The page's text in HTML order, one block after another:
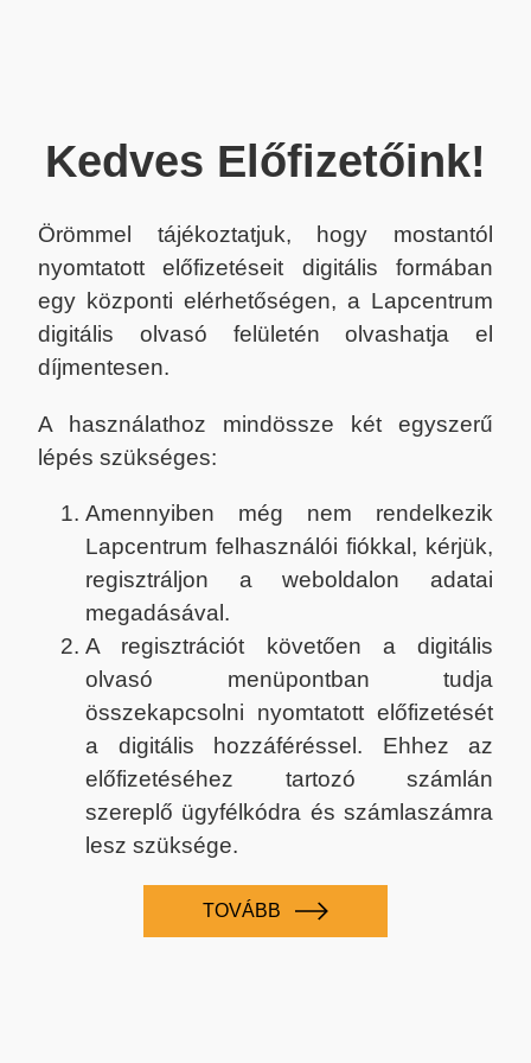
Kedves Előfizetőink!
Örömmel tájékoztatjuk, hogy mostantól
nyomtatott előfizetéseit digitális formában
egy központi elérhetőségen, a Lapcentrum
digitális olvasó felületén olvashatja el
díjmentesen.
A használathoz mindössze két egyszerű
lépés szükséges:
Amennyiben még nem rendelkezik
Lapcentrum felhasználói fiókkal, kérjük,
regisztráljon a weboldalon adatai
megadásával.
A regisztrációt követően a digitális
olvasó menüpontban tudja
összekapcsolni nyomtatott előfizetését
a digitális hozzáféréssel. Ehhez az
előfizetéséhez tartozó számlán
szereplő ügyfélkódra és számlaszámra
lesz szüksége.
TOVÁBB